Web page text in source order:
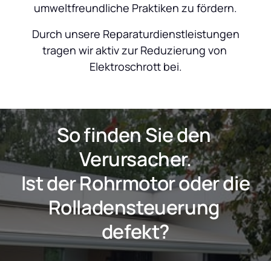
umweltfreundliche Praktiken zu fördern.
tragen wir aktiv zur Reduzierung von
Elektroschrott bei.
So finden Sie den
Verursacher.
Ist der Rohrmotor oder die
Rolladensteuerung
defekt?